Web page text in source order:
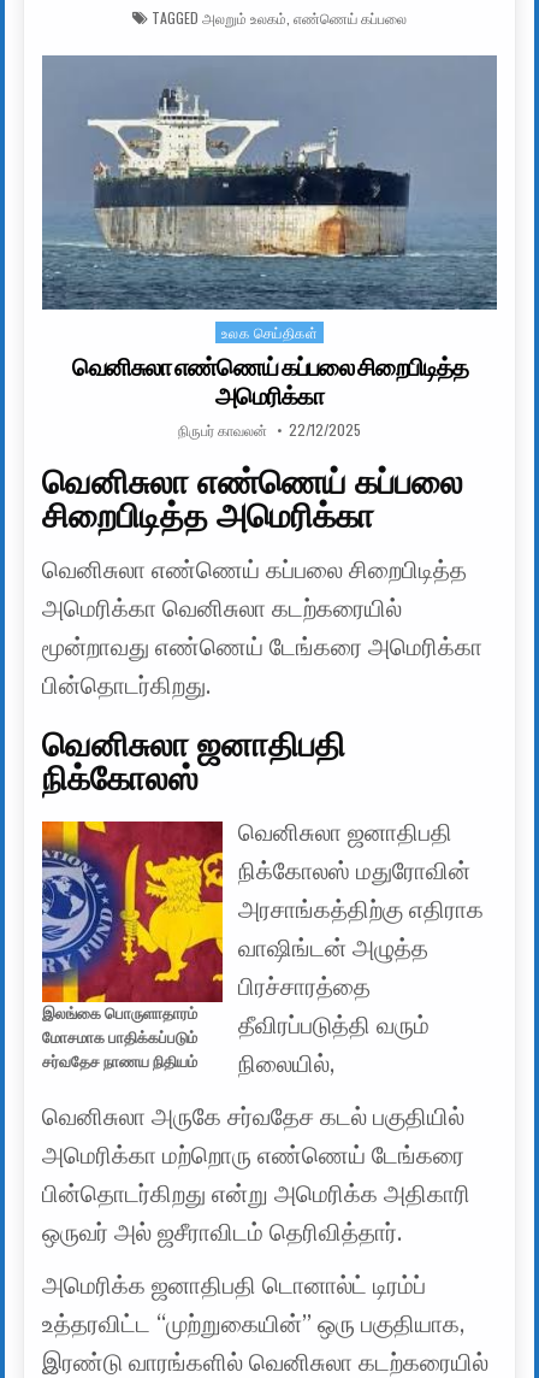
TAGGED அலறும் உலகம் எண்ணெய் கப்பலை
Posted in
உலக செய்திகள்
வெனிசுலா எண்ணெய் கப்பலை சிறைபிடித்த
அமெரிக்கா
AUTHOR:
நிருபர் காவலன் PUBLISHED DATE:
22/12/2025
வெனிசுலா எண்ணெய் கப்பலை
சிறைபிடித்த அமெரிக்கா
வெனிசுலா எண்ணெய் கப்பலை சிறைபிடித்த
அமெரிக்கா வெனிசுலா கடற்கரையில்
மூன்றாவது எண்ணெய் டேங்கரை அமெரிக்கா
பின்தொடர்கிறது.
வெனிசுலா ஜனாதிபதி
நிக்கோலஸ்
இலங்கை பொருளாதாரம்
மோசமாக பாதிக்கப்படும்
சர்வதேச நாணய நிதியம்
வெனிசுலா ஜனாதிபதி
நிக்கோலஸ் மதுரோவின்
அரசாங்கத்திற்கு எதிராக
வாஷிங்டன் அழுத்த
பிரச்சாரத்தை
தீவிரப்படுத்தி வரும்
நிலையில்,
வெனிசுலா அருகே சர்வதேச கடல் பகுதியில்
அமெரிக்கா மற்றொரு எண்ணெய் டேங்கரை
பின்தொடர்கிறது என்று அமெரிக்க அதிகாரி
ஒருவர் அல் ஜசீராவிடம் தெரிவித்தார்.
அமெரிக்க ஜனாதிபதி டொனால்ட் டிரம்ப்
உத்தரவிட்ட “முற்றுகையின்” ஒரு பகுதியாக,
இரண்டு வாரங்களில் வெனிசுலா கடற்கரையில்